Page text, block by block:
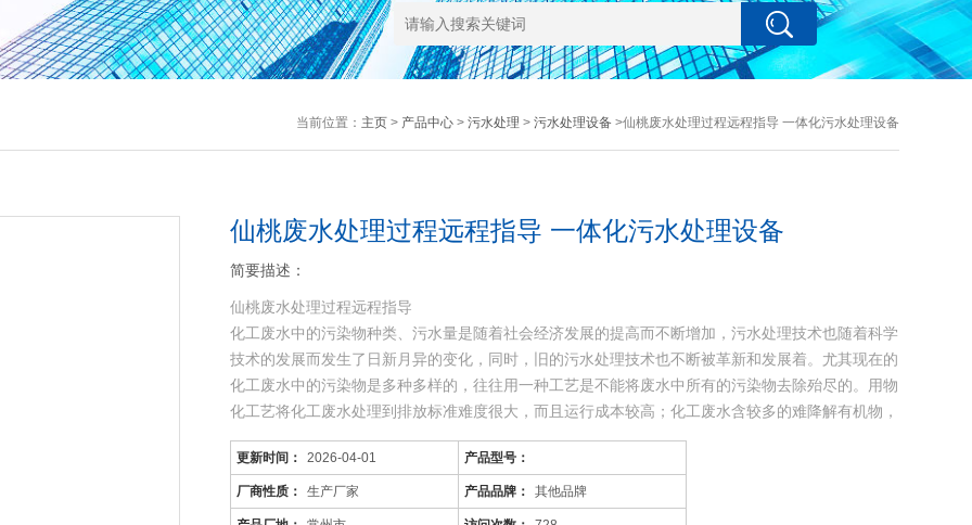
当前位置： 主页> 产品中心> 污水处理 > 污水处理设备>仙桃废水处理过程远程指导 一体化污水处理设备
仙桃废水处理过程远程指导 一体化污水处理设备
简要描述：
仙桃废水处理过程远程指导
化工废水中的污染物种类、污水量是随着社会经济发展的提高而不断增加，污水处理技术也随着科学
技术的发展而发生了日新月异的变化，同时，旧的污水处理技术也不断被革新和发展着。尤其现在的
化工废水中的污染物是多种多样的，往往用一种工艺是不能将废水中所有的污染物去除殆尽的。用物
化工艺将化工废水处理到排放标准难度很大，而且运行成本较高；化工废水含较多的难降解有机物，
可生化性差，而且化工
更新时间： 2026-04-01 产品型号：
厂商性质： 生产厂家 产品品牌： 其他品牌